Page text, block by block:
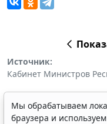
Источник:
Кабинет Министров
Мы обрабатываем
браузера и